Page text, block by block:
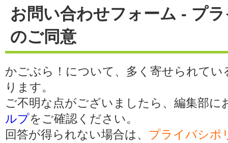
お問い合わせフォーム - プ
のご同意
かごぶら！について、多く寄せられてい
ります。
ご不明な点がございましたら、編集部
ルプをご確認ください。
回答が得られない場合は、 プライバシポ